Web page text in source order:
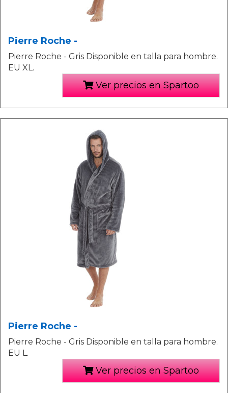
Pierre Roche -
Pierre Roche - Gris Disponible en talla para hombre.
EU XL.
Ver precios en Spartoo
Pierre Roche -
Pierre Roche - Gris Disponible en talla para hombre.
EU L.
Ver precios en Spartoo